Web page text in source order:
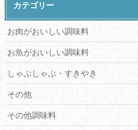
カテゴリー
お肉がおいしい調味料
お魚がおいしい調味料
しゃぶしゃぶ・すきやき
その他
その他調味料